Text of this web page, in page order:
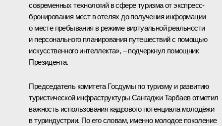
современных технологий в сфере туризма от экспресс-
бронирования мест в отелях до получения информации
о месте пребывания в режиме виртуальной реальности
и персонального планирования путешествий с помощью
искусственного интеллекта», – подчеркнул помощник
Президента.
Председатель комитета Госдумы по туризму и развитию
туристической инфраструктуры Сангаджи Тарбаев отметил
важность использования кадрового потенциала молодёжи
в туриндустрии. По его словам, именно молодое поколение